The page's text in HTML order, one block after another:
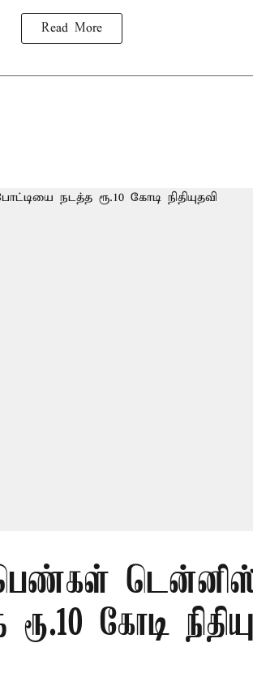
Read More
கோடி